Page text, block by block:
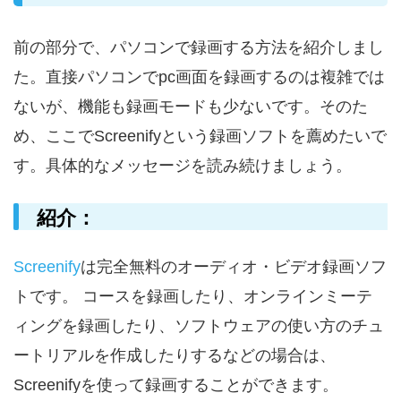
前の部分で、パソコンで録画する方法を紹介しまし
た。直接パソコンでpc画面を録画するのは複雑では
ないが、機能も録画モードも少ないです。そのた
め、ここでScreenifyという録画ソフトを薦めたいで
す。具体的なメッセージを読み続けましょう。
紹介：
Screenifyは完全無料のオーディオ・ビデオ録画ソフ
トです。 コースを録画したり、オンラインミーテ
ィングを録画したり、ソフトウェアの使い方のチュ
ートリアルを作成したりするなどの場合は、
Screenifyを使って録画することができます。